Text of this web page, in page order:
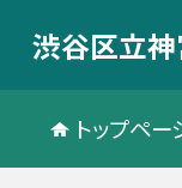
渋谷区立
トップペー